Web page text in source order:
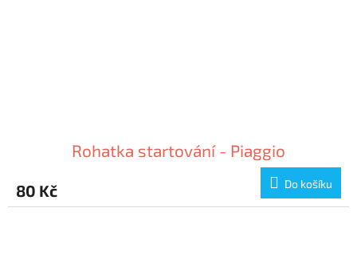
Rohatka startování - Piaggio
80 Kč Do košíku